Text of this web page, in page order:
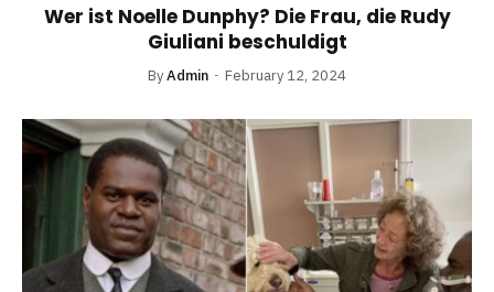
Wer ist Noelle Dunphy? Die Frau, die Rudy
Giuliani beschuldigt
ByAdmin February 12, 2024